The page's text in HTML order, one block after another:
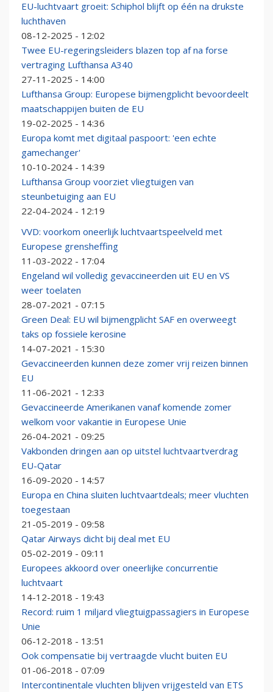
EU-luchtvaart groeit: Schiphol blijft op één na drukste
luchthaven
08-12-2025 - 12:02
Twee EU-regeringsleiders blazen top af na forse
vertraging Lufthansa A340
27-11-2025 - 14:00
Lufthansa Group: Europese bijmengplicht bevoordeelt
maatschappijen buiten de EU
19-02-2025 - 14:36
Europa komt met digitaal paspoort: 'een echte
gamechanger'
10-10-2024 - 14:39
Lufthansa Group voorziet vliegtuigen van
steunbetuiging aan EU
22-04-2024 - 12:19
VVD: voorkom oneerlijk luchtvaartspeelveld met
Europese grensheffing
11-03-2022 - 17:04
Engeland wil volledig gevaccineerden uit EU en VS
weer toelaten
28-07-2021 - 07:15
Green Deal: EU wil bijmengplicht SAF en overweegt
taks op fossiele kerosine
14-07-2021 - 15:30
Gevaccineerden kunnen deze zomer vrij reizen binnen
EU
11-06-2021 - 12:33
Gevaccineerde Amerikanen vanaf komende zomer
welkom voor vakantie in Europese Unie
26-04-2021 - 09:25
Vakbonden dringen aan op uitstel luchtvaartverdrag
EU-Qatar
16-09-2020 - 14:57
Europa en China sluiten luchtvaartdeals; meer vluchten
toegestaan
21-05-2019 - 09:58
Qatar Airways dicht bij deal met EU
05-02-2019 - 09:11
Europees akkoord over oneerlijke concurrentie
luchtvaart
14-12-2018 - 19:43
Record: ruim 1 miljard vliegtuigpassagiers in Europese
Unie
06-12-2018 - 13:51
Ook compensatie bij vertraagde vlucht buiten EU
01-06-2018 - 07:09
Intercontinentale vluchten blijven vrijgesteld van ETS